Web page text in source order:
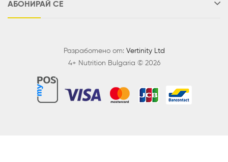
АБОНИРАЙ СЕ
Разработено от: Vertinity Ltd
4+ Nutrition Bulgaria © 2026